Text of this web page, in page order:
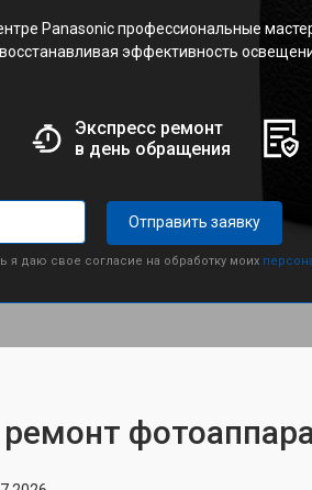
Panasonic профессиональные
эффективность
Экспресс ремонт
в день обращения
Отправить заявку
я даю свое согласие на обработку моих